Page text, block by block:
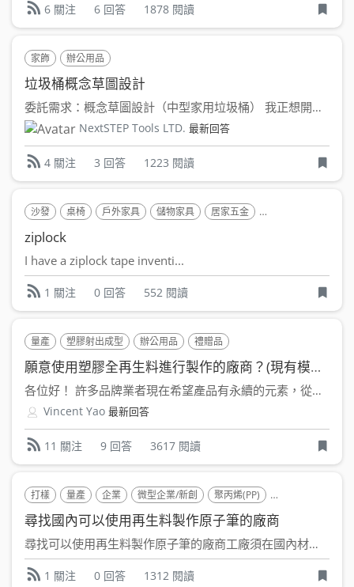
6 關注 6 回答 1878 閱讀
家飾 辦公用品
垃圾桶概念草圖設計
委託需求：概念草圖設計（中型家用垃圾桶） 我正想開發一款...
NextSTEP Tools LTD. 最新回答
4 關注 3 回答 1223 閱讀
沙發 桌椅 戶外家具 儲物家具 居家五金 食品飲料包裝
ziplock
I have a ziplock tape inventi...
1 關注 0 回答 552 閱讀
量產 塑膠射出成型 辦公用品 禮贈品
願意使用塑膠全再生料進行製作的廠商？(現有模具？)
各位好！ 許多品牌業者現在希望產品有永續的元素，從一些周...
Vincent Yao 最新回答
11 關注 9 回答 3617 閱讀
打樣 量產 企業 微型企業/新創 聚丙烯(PP) 辦公用品
尋找國內可以使用再生料製作原子筆的廠商
尋找可以使用再生料製作原子筆的廠商工廠須在國內材質為rPP ...
1 關注 0 回答 1312 閱讀